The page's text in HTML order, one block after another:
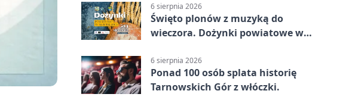
6 sierpnia 2026
Święto plonów z muzyką do
wieczora. Dożynki powiatowe w
6 sierpnia 2026
Ponad 100 osób splata historię
Tarnowskich Gór z włóczki.